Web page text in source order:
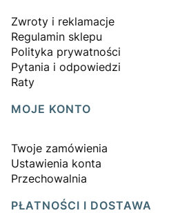
Zwroty i reklamacje
Regulamin sklepu
Polityka prywatności
Pytania i odpowiedzi
Raty
MOJE KONTO
Twoje zamówienia
Ustawienia konta
Przechowalnia
PŁATNOŚCI I DOSTAWA